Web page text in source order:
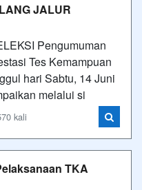
JALUR
Pengumuman
Tes Kemampuan
hari Sabtu, 14 Juni
melalui si
kali
TKA